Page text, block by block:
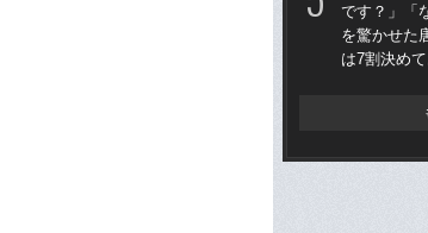
です？」「
を驚かせた
は7割決め